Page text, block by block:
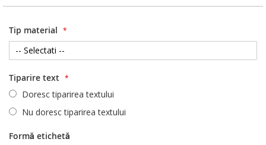
Tip material
Tiparire text
Doresc tiparirea textului
Nu doresc tiparirea textului
Formă etichetă